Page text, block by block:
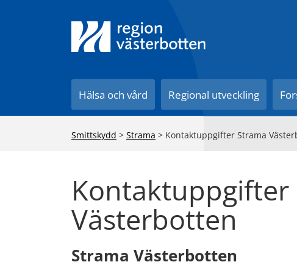
Hälsa och vård Regional utveckling
Smittskydd > Strama > Kontaktuppgifter Strama
Kontaktuppgifter
Västerbotten
Strama Västerbotten